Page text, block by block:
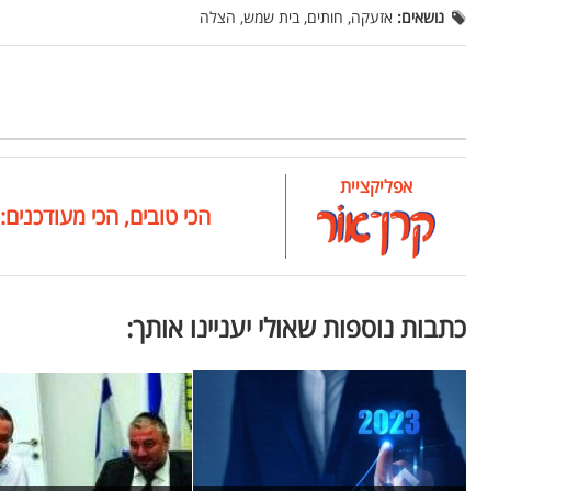
נושאים: אזעקה, חותים, בית שמש, הצלה
אפליקציית
הכי טובים, הכי מעודכנים:
כתבות נוספות שאולי יעניינו אותך: